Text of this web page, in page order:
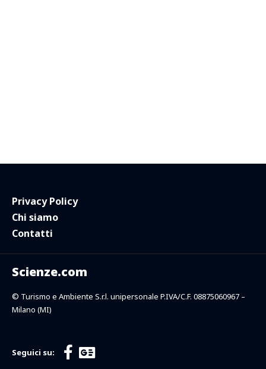
Seguici su:
Scienze.com
© Turismo e Ambiente S.r.l. unipersonale P.IVA/C.F. 08875060967 –
Milano (MI)
Privacy Policy
Chi siamo
Contatti